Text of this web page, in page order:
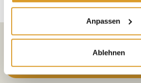
Anpassen
Ablehnen
Registrieren Sie sich in
Wählen Sie Ihre Interessen aus